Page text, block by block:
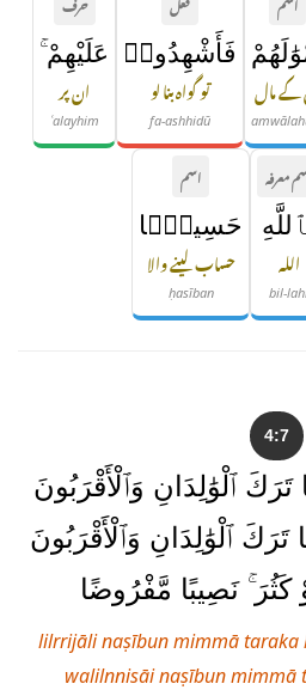
مال
فَأَشْهِدُوا۟
تو گواہ بنا لو
fa-ashhidū
عَلَيْهِمْ ۚ
ان پر
ʿalayhim
معرفہ
اللہ
bil-
اسم
حَسِيبًۭا
حساب لینے والا
ḥasīban
4:7
ٱلْوَٰلِدَانِ وَٱلْأَقْرَبُونَ
ٱلْوَٰلِدَانِ وَٱلْأَقْرَبُونَ
كَثُرَ ۚ نَصِيبًا مَّفْرُوضًا
lilrrijāli naṣībun mimmā
walilnnisāi naṣībun mimmā